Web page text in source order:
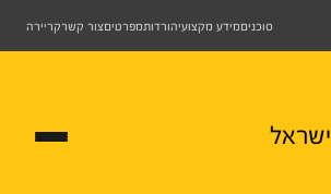
סוכניםמידע מקצועיהורדותמפרטיםצור קשרקריירה
ישראל